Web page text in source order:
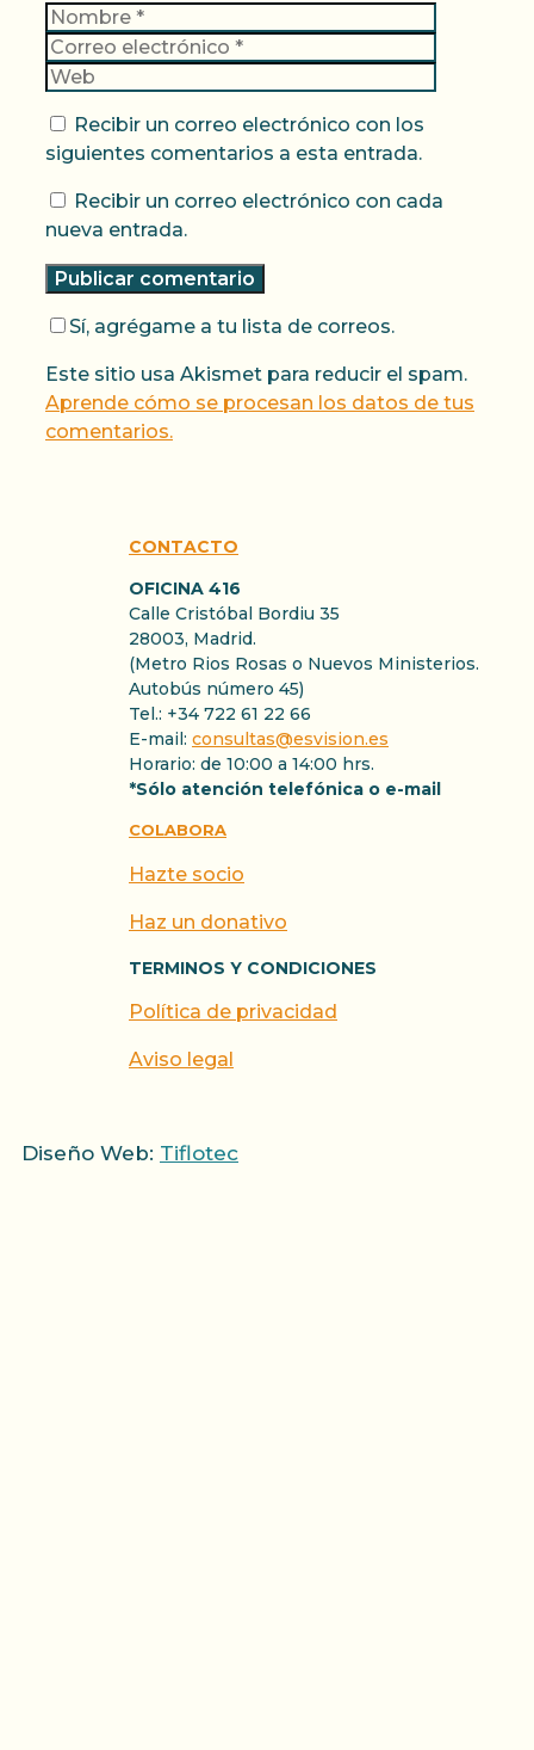
Nombre
Recibir un correo electrónico con los
siguientes comentarios a esta entrada.
Recibir un correo electrónico con cada
nueva entrada.
Sí, agrégame a tu lista de correos.
Este sitio usa Akismet para reducir el spam.
Aprende cómo se procesan los datos de tus
comentarios.
CONTACTO
OFICINA 416
Calle Cristóbal Bordiu 35
28003, Madrid.
(Metro Rios Rosas o Nuevos Ministerios.
Autobús número 45)
Tel.: +34 722 61 22 66
E-mail: consultas@esvision.es
Horario: de 10:00 a 14:00 hrs.
*Sólo atención telefónica o e-mail
COLABORA
Hazte socio
Haz un donativo
TERMINOS Y CONDICIONES
Política de privacidad
Aviso legal
Diseño Web: Tiflotec